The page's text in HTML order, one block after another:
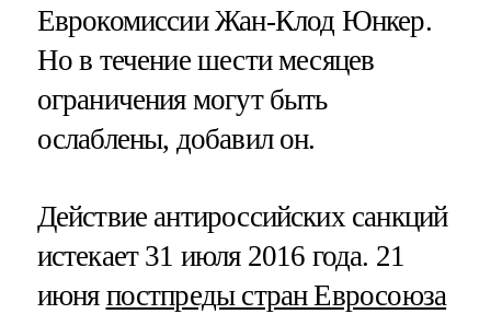
Еврокомиссии Жан-Клод Юнкер.
Но в течение шести месяцев
ограничения могут быть
ослаблены, добавил он.
Действие антироссийских санкций
истекает 31 июля 2016 года. 21
июня постпреды стран Евросоюза